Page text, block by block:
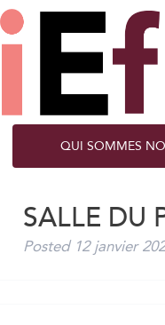
QUI SOMMES
SALLE DU
Posted 12 janvier